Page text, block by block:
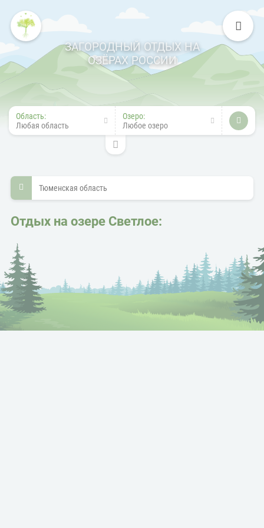
ЗАГОРОДНЫЙ ОТДЫХ НА
ОЗЁРАХ РОССИИ
Область:
Любая область
Озеро:
Любое озеро
Тюменская область
Отдых на озере Светлое: